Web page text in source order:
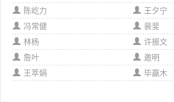
陈屹力
王夕宁
冯常健
裴斐
林杨
许振文
詹叶
邀明
王萃娟
毕赢木